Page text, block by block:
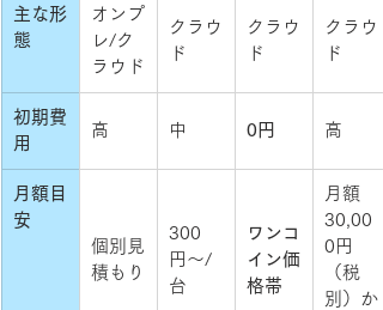
主な形
態
オンプ
レ/ク
ラウド
クラウ
ド
クラウ
ド
クラウ
ド
初期費
用
高 中 0円 高
月額目
安
個別見
積もり
300
円〜/
台
ワンコ
イン価
格帯
月額
30,00
0円
（税
別）か